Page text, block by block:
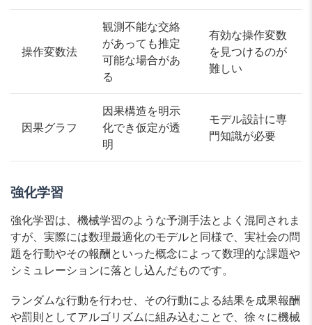
操作変数法
観測不能な交絡
があっても推定
可能な場合があ
る
有効な操作変数
を見つけるのが
難しい
因果グラフ
因果構造を明示
化でき仮定が透
明
モデル設計に専
門知識が必要
強化学習
強化学習は、機械学習のような予測手法とよく混同されま
すが、実際には数理最適化のモデルと同様で、実社会の問
題を行動やその報酬といった概念によって数理的な課題や
シミュレーションに落とし込んだものです。
ランダムな行動を行わせ、その行動による結果を成果報酬
や罰則としてアルゴリズムに組み込むことで、徐々に機械